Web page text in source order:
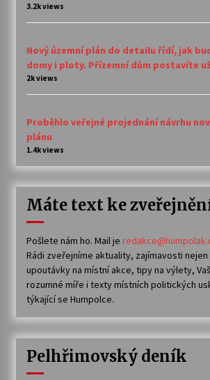
3.2k views
Nový územní plán do detailu řídí, jak
domy i ploty. Přízemní dům postavíte
2k views
Proběhlo veřejné projednání návrhu
plánu
1.4k views
Máte text ke
Pošlete nám ho. Mail je
Rádi zveřejníme aktuality, zajímavosti nejen
upoutávky na místní akce, tipy na výlety,
rozumné míře i texty místních politických
týkající se Humpolce.
Pelhřimovský deník